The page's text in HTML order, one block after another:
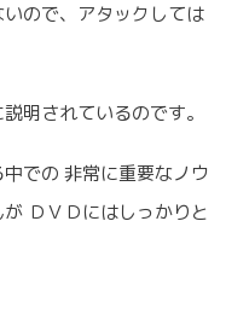
ので、アタックしては
明されているのです。
での 非常に重要なノウ
ＤＶＤにはしっかりと